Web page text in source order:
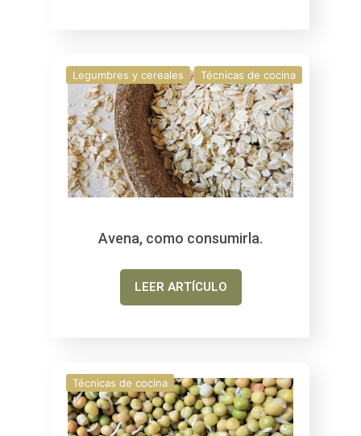
Legumbres y cereales Técnicas de cocina
Avena, como consumirla.
LEER ARTÍCULO
Técnicas de cocina